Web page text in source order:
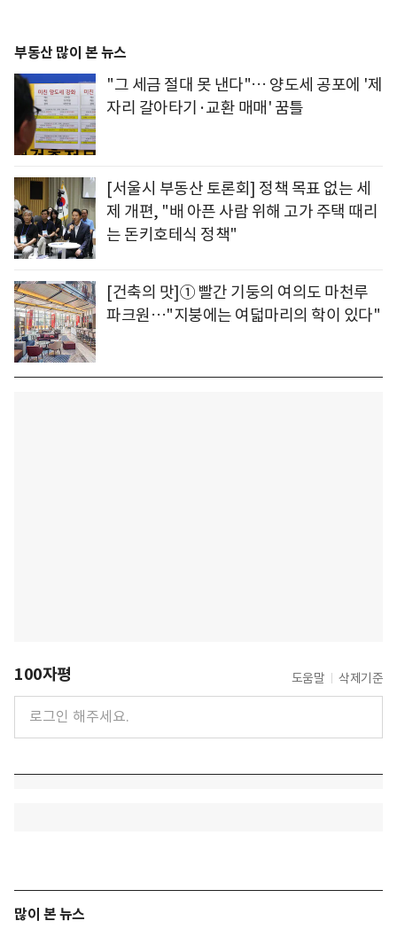
부동산 많이 본 뉴스
"그 세금 절대 못 낸다"… 양도세 공포에 '제
자리 갈아타기·교환 매매' 꿈틀
[서울시 부동산 토론회] 정책 목표 없는 세
제 개편, "배 아픈 사람 위해 고가 주택 때리
는 돈키호테식 정책"
[건축의 맛]① 빨간 기둥의 여의도 마천루
파크원…"지붕에는 여덟마리의 학이 있다"
100자평 도움말 삭제기준
많이 본 뉴스